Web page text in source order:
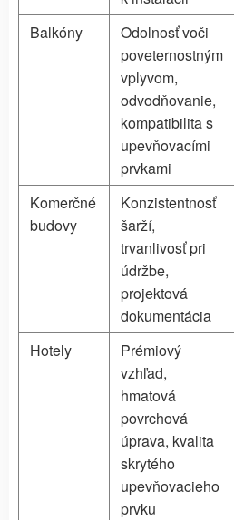
Balkóny
Odolnosť voči
poveternostným
vplyvom,
odvodňovanie,
kompatibilita s
upevňovacími
prvkami
Komerčné
budovy
Konzistentnosť
šarží,
trvanlivosť pri
údržbe,
projektová
dokumentácia
Hotely
Prémiový
vzhľad,
hmatová
povrchová
úprava, kvalita
skrytého
upevňovacieho
prvku